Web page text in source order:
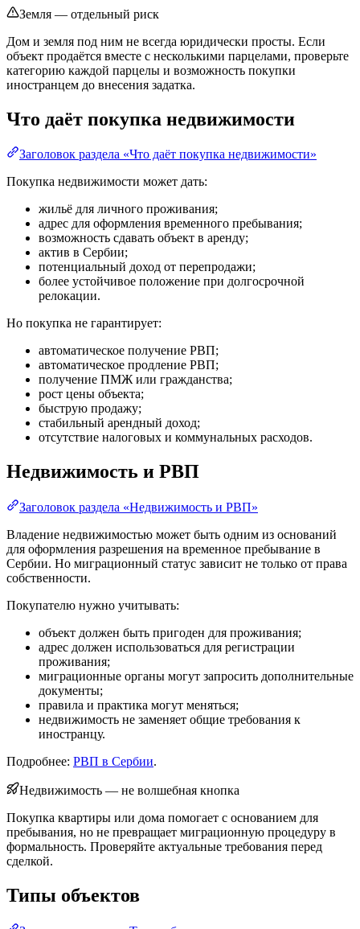
Земля — отдельный риск
Дом и земля под ним не всегда юридически просты. Если
объект продаётся вместе с несколькими парцелами, проверьте
категорию каждой парцелы и возможность покупки
иностранцем до внесения задатка.
Что даёт покупка недвижимости
Заголовок раздела «Что даёт покупка недвижимости»
Покупка недвижимости может дать:
жильё для личного проживания;
адрес для оформления временного пребывания;
возможность сдавать объект в аренду;
актив в Сербии;
потенциальный доход от перепродажи;
более устойчивое положение при долгосрочной
релокации.
Но покупка не гарантирует:
автоматическое получение РВП;
автоматическое продление РВП;
получение ПМЖ или гражданства;
рост цены объекта;
быструю продажу;
стабильный арендный доход;
отсутствие налоговых и коммунальных расходов.
Недвижимость и РВП
Заголовок раздела «Недвижимость и РВП»
Владение недвижимостью может быть одним из оснований
для оформления разрешения на временное пребывание в
Сербии. Но миграционный статус зависит не только от права
собственности.
Покупателю нужно учитывать:
объект должен быть пригоден для проживания;
адрес должен использоваться для регистрации
проживания;
миграционные органы могут запросить дополнительные
документы;
правила и практика могут меняться;
недвижимость не заменяет общие требования к
иностранцу.
Подробнее: РВП в Сербии.
Недвижимость — не волшебная кнопка
Покупка квартиры или дома помогает с основанием для
пребывания, но не превращает миграционную процедуру в
формальность. Проверяйте актуальные требования перед
сделкой.
Типы объектов